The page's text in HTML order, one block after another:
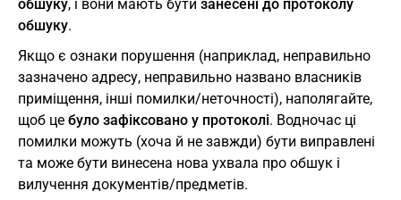
обшуку, і вони мають бути занесені до протоколу
обшуку.
Якщо є ознаки порушення (наприклад, неправильно
зазначено адресу, неправильно названо власників
приміщення, інші помилки/неточності), наполягайте,
щоб це було зафіксовано у протоколі. Водночас ці
помилки можуть (хоча й не завжди) бути виправлені
та може бути винесена нова ухвала про обшук і
вилучення документів/предметів.